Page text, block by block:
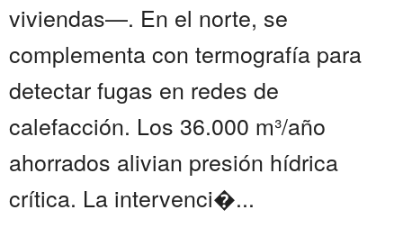
viviendas—. En el norte, se
complementa con termografía para
detectar fugas en redes de
calefacción. Los 36.000 m³/año
ahorrados alivian presión hídrica
crítica. La intervenci�...